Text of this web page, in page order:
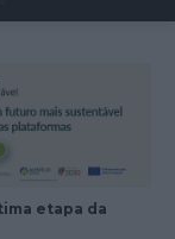
etapa da